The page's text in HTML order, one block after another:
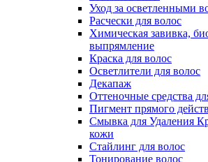
Уход за осветленными
Расчески для волос
Химическая завивка,
выпрямление
Краска для волос
Осветлители для волос
Декапаж
Оттеночные средства
Пигмент прямого
Смывка для Удаления
кожи
Стайлинг для волос
Тонирование волос